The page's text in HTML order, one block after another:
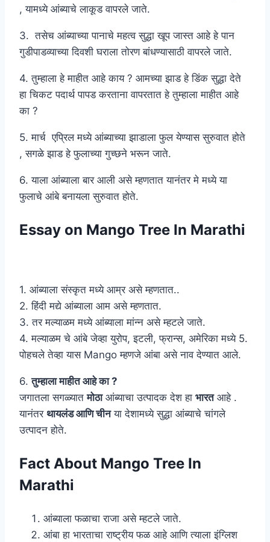
, यामध्ये आंब्याचे लाकूड वापरले जाते.
3. तसेच आंब्याच्या पानाचे महत्व सुद्धा खूप जास्त आहे हे पान
गुडीपाडव्याच्या दिवशी घराला तोरण बांधण्यासाठी वापरले जाते.
4. तुम्हाला हे माहीत आहे काय ? आमच्या झाड हे डिंक सुद्धा देते
हा चिकट पदार्थ पापड करताना वापरतात हे तुम्हाला माहीत आहे
का ?
5. मार्च एप्रिल मध्ये आंब्याच्या झाडाला फुल येण्यास सुरुवात होते
, सगळे झाड हे फुलाच्या गुच्छने भरून जाते.
6. याला आंब्याला बार आली असे म्हणतात यानंतर मे मध्ये या
फुलाचे आंबे बनायला सुरुवात होते.
Essay on Mango Tree In Marathi
1. आंब्याला संस्कृत मध्ये आम्र असे म्हणतात..
2. हिंदी मद्ये आंब्याला आम असे म्हणतात.
3. तर मल्याळम मध्ये आंब्याला मांन्न असे म्हटले जाते.
4. मल्याळम चे आंबे जेव्हा युरोप, इटली, फ्रान्स, अमेरिका मध्ये 5.
पोहचले तेव्हा यास Mango म्हणजे आंबा असे नाव देण्यात आले.
6.तुम्हाला माहीत आहे का ?
जगातला सगळ्यातमोठाआंब्याचा उत्पादक देश हा भारतआहे .
यानंतर थायलंड आणि चीनया देशामध्ये सुद्धा आंब्याचे चांगले
उत्पादन होते.
Fact About Mango Tree In
Marathi
आंब्याला फळाचा राजा असे म्हटले जाते.
आंबा हा भारताचा राष्ट्रीय फळ आहे आणि त्याला इंग्लिश